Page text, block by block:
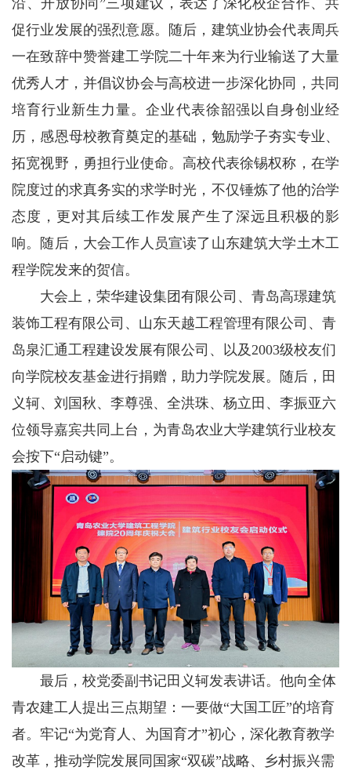
促行业发展的强烈意愿。随后，建筑业协会代表周兵
一在致辞中赞誉建工学院二十年来为行业输送了大量
优秀人才，并倡议协会与高校进一步深化协同，共同
培育行业新生力量。企业代表徐韶强以自身创业经
历，感恩母校教育奠定的基础，勉励学子夯实专业、
拓宽视野，勇担行业使命。高校代表徐锡权称，在学
院度过的求真务实的求学时光，不仅锤炼了他的治学
态度，更对其后续工作发展产生了深远且积极的影
响。随后，大会工作人员宣读了山东建筑大学土木工
程学院发来的贺信。
大会上，荣华建设集团有限公司、青岛高璟建筑
装饰工程有限公司、山东天越工程管理有限公司、青
岛泉汇通工程建设发展有限公司、以及2003级校友们
向学院校友基金进行捐赠，助力学院发展。随后，田
义轲、刘国秋、李尊强、全洪珠、杨立田、李振亚六
位领导嘉宾共同上台，为青岛农业大学建筑行业校友
会按下“启动键”。
最后，校党委副书记田义轲发表讲话。他向全体
青农建工人提出三点期望：一要做“大国工匠”的培育
者。牢记“为党育人、为国育才”初心，深化教育教学
改革，推动学院发展同国家“双碳”战略、乡村振兴需